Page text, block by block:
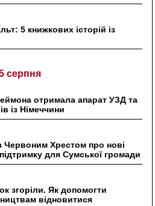
5 книжкових історій із
серпня
отримала апарат УЗД та
із Німеччини
Червоним Хрестом про нові
для Сумської громади
згоріли. Як допомогти
відновитися